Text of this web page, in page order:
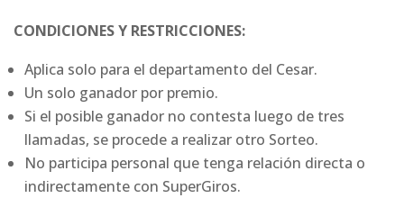
CONDICIONES Y RESTRICCIONES:
Aplica solo para el departamento del Cesar.
Un solo ganador por premio.
Si el posible ganador no contesta luego de tres
llamadas, se procede a realizar otro Sorteo.
No participa personal que tenga relación directa o
indirectamente con SuperGiros.